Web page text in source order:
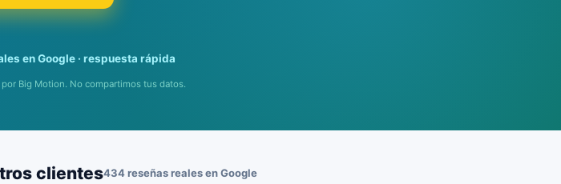
en Google · respuesta rápida
Big Motion. No compartimos tus datos.
clientes434 reseñas reales en Google